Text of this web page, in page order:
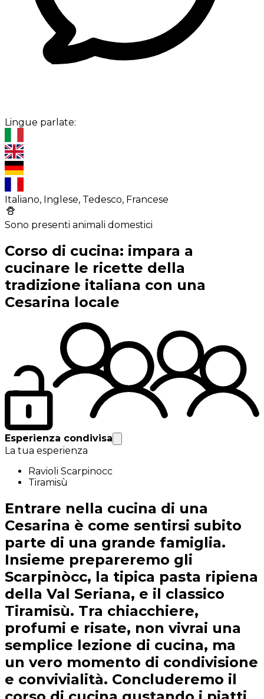
Lingue parlate:
Italiano, Inglese, Tedesco, Francese
Sono presenti animali domestici
Corso di cucina: impara a
cucinare le ricette della
tradizione italiana con una
Cesarina locale
Esperienza condivisa
La tua esperienza
Ravioli Scarpinocc
Tiramisù
Entrare nella cucina di una
Cesarina è come sentirsi subito
parte di una grande famiglia.
Insieme prepareremo gli
Scarpinòcc, la tipica pasta ripiena
della Val Seriana, e il classico
Tiramisù. Tra chiacchiere,
profumi e risate, non vivrai una
semplice lezione di cucina, ma
un vero momento di condivisione
e convivialità. Concluderemo il